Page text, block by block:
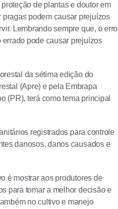
de plantas e doutor em
podem causar prejuízos
Lembrando sempre que, o erro
pode causar prejuízos
da sétima edição do
(Apre) e pela Embrapa
(PR), terá como tema principal
registrados para controle
danosos, danos causados e
é mostrar aos produtores de
para tomar a melhor decisão e
no cultivo e manejo